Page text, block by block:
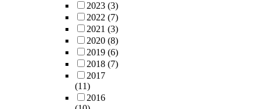
2023 (3)
2022 (7)
2021 (3)
2020 (8)
2019 (6)
2018 (7)
2017
(11)
2016